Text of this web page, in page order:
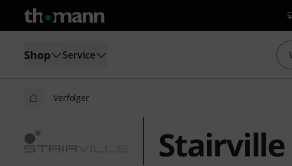
Shop Service
Verfolger